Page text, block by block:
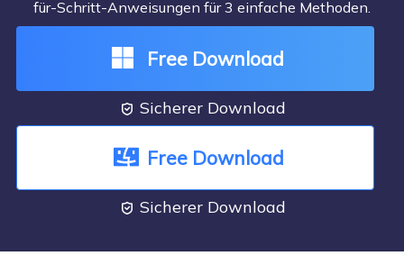
für-Schritt-Anweisungen für 3 einfache Methoden.
Free Download
 Sicherer Download
Free Download
 Sicherer Download